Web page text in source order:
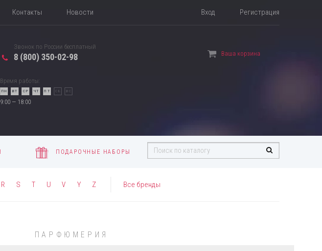
Контакты Новости Вход Регистрация
Звонок по России бесплатный
8 (800) 350-02-98
Время работы:
ПН ВТ СР ЧТ ПТ
9:00 — 18:00
СБ ВС
Ваша корзина
ПОДАРОЧНЫЕ НАБОРЫ
R S T U V Y Z Все бренды
ПАРФЮМЕРИЯ